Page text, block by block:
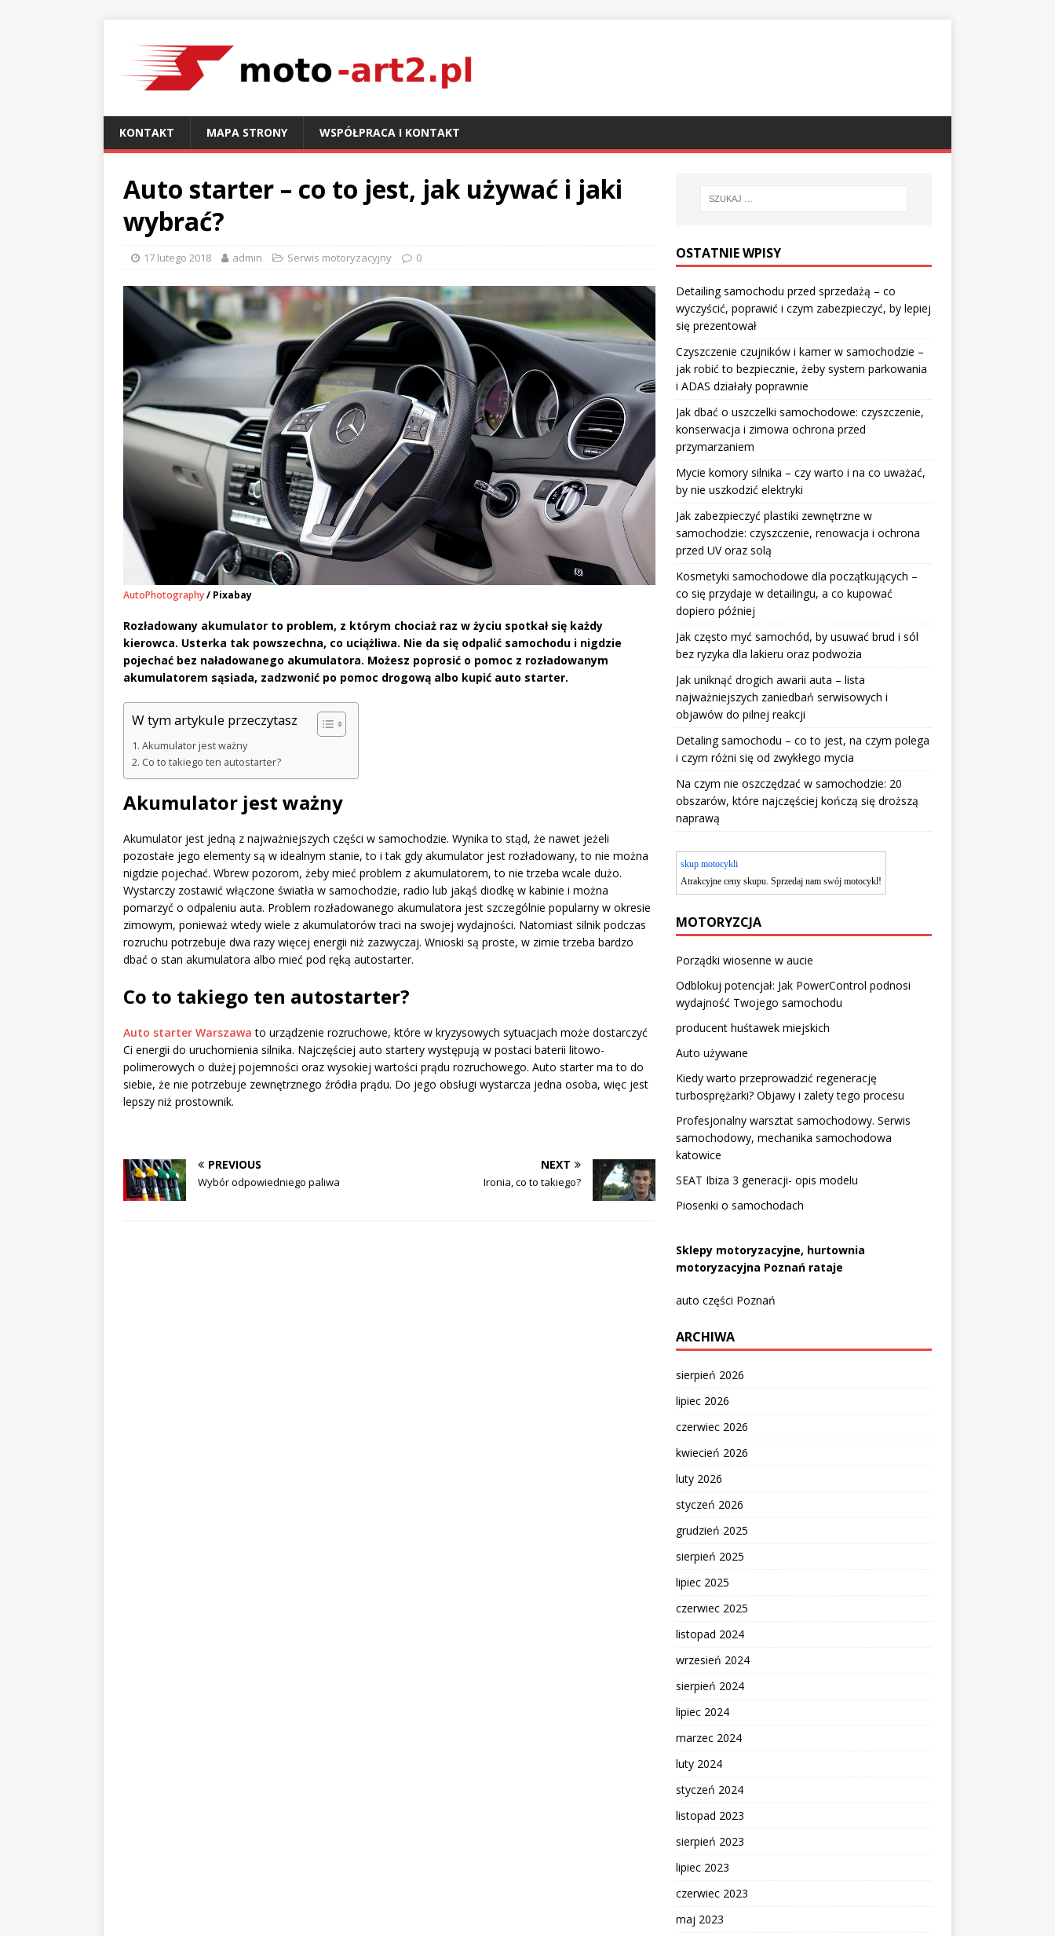
KONTAKT MAPA STRONY WSPÓŁPRACA I KONTAKT
Auto starter – co to jest, jak używać i jaki
wybrać?
17 lutego 2018 admin Serwis motoryzacyjny 0
AutoPhotography/ Pixabay
Rozładowany akumulator to problem, z którym chociaż raz w życiu spotkał się każdy
kierowca. Usterka tak powszechna, co uciążliwa. Nie da się odpalić samochodu i nigdzie
pojechać bez naładowanego akumulatora. Możesz poprosić o pomoc z rozładowanym
akumulatorem sąsiada, zadzwonić po pomoc drogową albo kupić auto starter.
W tym artykule przeczytasz
Akumulator jest ważny
Co to takiego ten autostarter?
Akumulator jest ważny
Akumulator jest jedną z najważniejszych części w samochodzie. Wynika to stąd, że nawet jeżeli
pozostałe jego elementy są w idealnym stanie, to i tak gdy akumulator jest rozładowany, to nie można
nigdzie pojechać. Wbrew pozorom, żeby mieć problem z akumulatorem, to nie trzeba wcale dużo.
Wystarczy zostawić włączone światła w samochodzie, radio lub jakąś diodkę w kabinie i można
pomarzyć o odpaleniu auta. Problem rozładowanego akumulatora jest szczególnie popularny w okresie
zimowym, ponieważ wtedy wiele z akumulatorów traci na swojej wydajności. Natomiast silnik podczas
rozruchu potrzebuje dwa razy więcej energii niż zazwyczaj. Wnioski są proste, w zimie trzeba bardzo
dbać o stan akumulatora albo mieć pod ręką autostarter.
Co to takiego ten autostarter?
Auto starter Warszawa to urządzenie rozruchowe, które w kryzysowych sytuacjach może dostarczyć
Ci energii do uruchomienia silnika. Najczęściej auto startery występują w postaci baterii litowo-
polimerowych o dużej pojemności oraz wysokiej wartości prądu rozruchowego. Auto starter ma to do
siebie, że nie potrzebuje zewnętrznego źródła prądu. Do jego obsługi wystarcza jedna osoba, więc jest
lepszy niż prostownik.
PREVIOUS
Wybór odpowiedniego paliwa
NEXT
Ironia, co to takiego?
OSTATNIE WPISY
Detailing samochodu przed sprzedażą – co
wyczyścić, poprawić i czym zabezpieczyć, by lepiej
się prezentował
Czyszczenie czujników i kamer w samochodzie –
jak robić to bezpiecznie, żeby system parkowania
i ADAS działały poprawnie
Jak dbać o uszczelki samochodowe: czyszczenie,
konserwacja i zimowa ochrona przed
przymarzaniem
Mycie komory silnika – czy warto i na co uważać,
by nie uszkodzić elektryki
Jak zabezpieczyć plastiki zewnętrzne w
samochodzie: czyszczenie, renowacja i ochrona
przed UV oraz solą
Kosmetyki samochodowe dla początkujących –
co się przydaje w detailingu, a co kupować
dopiero później
Jak często myć samochód, by usuwać brud i sól
bez ryzyka dla lakieru oraz podwozia
Jak uniknąć drogich awarii auta – lista
najważniejszych zaniedbań serwisowych i
objawów do pilnej reakcji
Detaling samochodu – co to jest, na czym polega
i czym różni się od zwykłego mycia
Na czym nie oszczędzać w samochodzie: 20
obszarów, które najczęściej kończą się droższą
naprawą
skup motocykli
Atrakcyjne ceny skupu. Sprzedaj nam swój motocykl!
MOTORYZCJA
Porządki wiosenne w aucie
Odblokuj potencjał: Jak PowerControl podnosi
wydajność Twojego samochodu
producent huśtawek miejskich
Auto używane
Kiedy warto przeprowadzić regenerację
turbosprężarki? Objawy i zalety tego procesu
Profesjonalny warsztat samochodowy. Serwis
samochodowy, mechanika samochodowa
katowice
SEAT Ibiza 3 generacji- opis modelu
Piosenki o samochodach
Sklepy motoryzacyjne, hurtownia
motoryzacyjna Poznań rataje
auto części Poznań
ARCHIWA
sierpień 2026
lipiec 2026
czerwiec 2026
kwiecień 2026
luty 2026
styczeń 2026
grudzień 2025
sierpień 2025
lipiec 2025
czerwiec 2025
listopad 2024
wrzesień 2024
sierpień 2024
lipiec 2024
marzec 2024
luty 2024
styczeń 2024
listopad 2023
sierpień 2023
lipiec 2023
czerwiec 2023
maj 2023